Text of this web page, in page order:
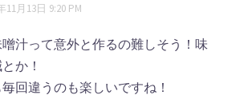
11月13日 9:20 PM
汁って意外と作るの難しそう！味
か！
回違うのも楽しいですね！